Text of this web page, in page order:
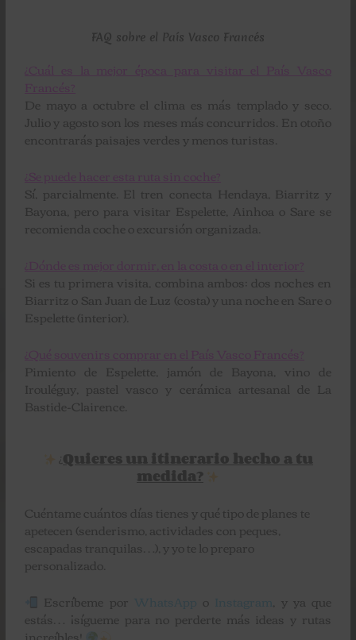
FAQ sobre el País Vasco Francés
¿Cuál es la mejor época para visitar el País Vasco
Francés?
De mayo a octubre el clima es más templado y seco.
Julio y agosto son los meses más concurridos. En otoño
encontrarás paisajes verdes y menos turistas.
¿Se puede hacer esta ruta sin coche?
Sí, parcialmente. El tren conecta Hendaya, Biarritz y
Bayona, pero para visitar Espelette, Ainhoa o Sare se
recomienda coche o excursión organizada.
¿Dónde es mejor dormir, en la costa o en el interior?
Si es tu primera visita, combina ambos: dos noches en
Biarritz o San Juan de Luz (costa) y una noche en Sare o
Espelette (interior).
¿Qué souvenirs comprar en el País Vasco Francés?
Pimiento de Espelette, jamón de Bayona, vino de
Irouléguy, pastel vasco y cerámica artesanal de La
Bastide-Clairence.
¿Quieres un itinerario hecho a tu
medida?
Cuéntame cuántos días tienes y qué tipo de planes te
apetecen (senderismo, actividades con peques,
escapadas tranquilas…), y yo te lo preparo
personalizado.
Escríbeme por
o , y ya que
estás… ¡sígueme para no perderte más ideas y rutas